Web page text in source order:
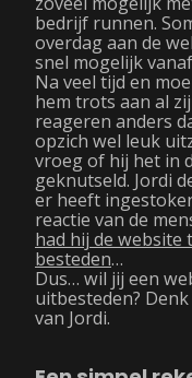
bedrijf runnen.
overdag aan de
snel mogelijk
Na veel tijd en
hem trots aan al
reageren anders
opzich wel leuk
vroeg of hij het in
geknutseld. Jordi
er heeft
reactie van de
had hij de
besteden…
Dus… wil jij een
uitbesteden?
van Jordi.